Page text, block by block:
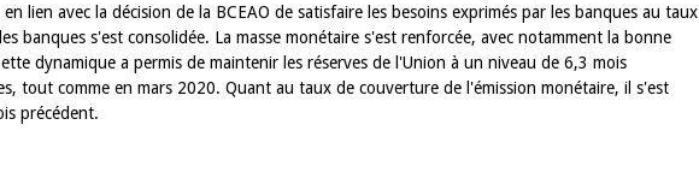
lien avec la décision de la BCEAO de satisfaire les besoins exprimés par les banques au taux
banques s'est consolidée. La masse monétaire s'est renforcée, avec notamment la bonne
dynamique a permis de maintenir les réserves de l'Union à un niveau de 6,3 mois
tout comme en mars 2020. Quant au taux de couverture de l'émission monétaire, il s'est
précédent.